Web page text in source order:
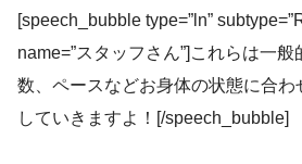
[speech_bubble type=”ln”
name=”スタッフさん”]これらは一
数、ペースなどお身体の状態に合わ
していきますよ！[/speech_bubble]